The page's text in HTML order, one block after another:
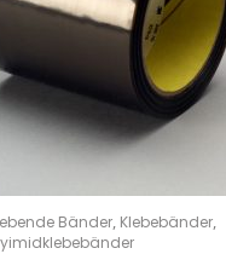
Bänder, Klebebänder,